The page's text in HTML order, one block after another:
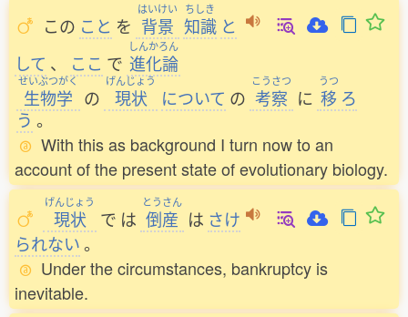
この こと を
はいけい
背景
ちしき
知識 と
して 、 ここ で
しんかろん
進化論
せいぶつがく
生物学 の
げんじょう
現状 について の
こうさつ
考察 に
うつ
移 ろ
う 。
With this as background I turn now to an
account of the present state of evolutionary biology.
げんじょう
現状 で は
とうさん
倒産 は さけ
られない。
Under the circumstances, bankruptcy is
inevitable.